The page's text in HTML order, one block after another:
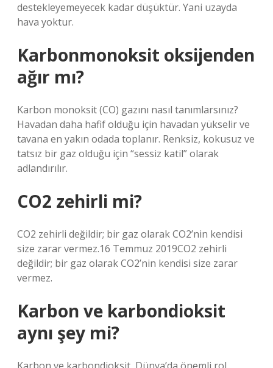
destekleyemeyecek kadar düşüktür. Yani uzayda
hava yoktur.
Karbonmonoksit oksijenden
ağır mı?
Karbon monoksit (CO) gazını nasıl tanımlarsınız?
Havadan daha hafif olduğu için havadan yükselir ve
tavana en yakın odada toplanır. Renksiz, kokusuz ve
tatsız bir gaz olduğu için “sessiz katil” olarak
adlandırılır.
CO2 zehirli mi?
CO2 zehirli değildir; bir gaz olarak CO2’nin kendisi
size zarar vermez.16 Temmuz 2019CO2 zehirli
değildir; bir gaz olarak CO2’nin kendisi size zarar
vermez.
Karbon ve karbondioksit
aynı şey mi?